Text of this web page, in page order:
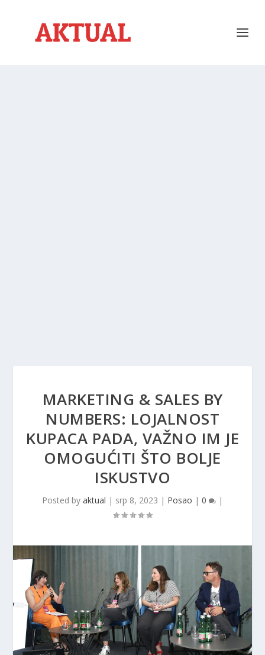
MARKETING & SALES BY
NUMBERS: LOJALNOST
KUPACA PADA, VAŽNO IM JE
OMOGUĆITI ŠTO BOLJE
ISKUSTVO
Posted by aktual | srp 8, 2023 | Posao | 0 |